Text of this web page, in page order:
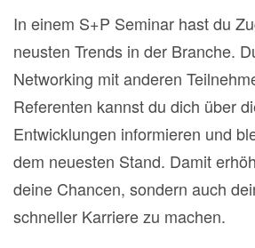
In einem S+P Seminar hast du
neusten Trends in der Branche.
Networking mit anderen
Referenten kannst du dich über
Entwicklungen informieren und
dem neuesten Stand. Damit
deine Chancen, sondern auch
schneller Karriere zu machen.